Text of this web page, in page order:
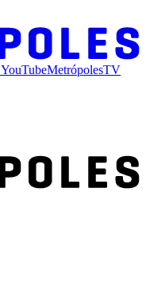
YouTubeMetrópolesTV